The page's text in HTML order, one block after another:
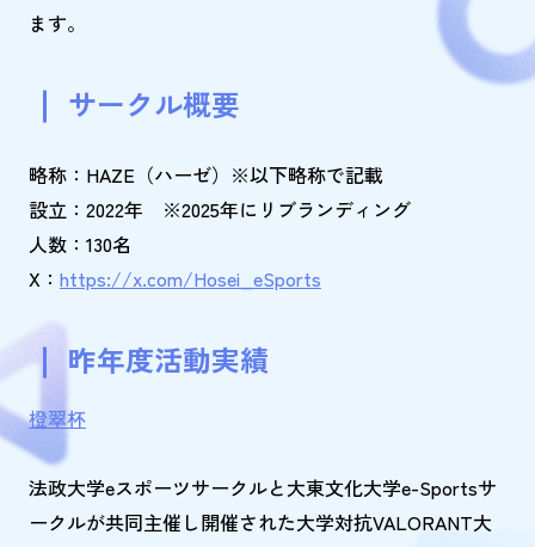
ます。
サークル概要
略称：HAZE（ハーゼ）※以下略称で記載
設立：2022年 ※2025年にリブランディング
人数：130名
X： https://x.com/Hosei_eSports
昨年度活動実績
橙翠杯
法政大学eスポーツサークルと大東文化大学e-Sportsサ
ークルが共同主催し開催された大学対抗VALORANT大